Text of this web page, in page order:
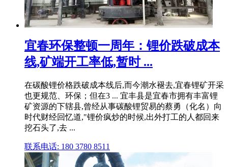
宜春环保整顿一周年：锂价跌破成本
线,矿端开工率低,暂时 ...
在碳酸锂价格跌破成本线后,而今潮水褪去,宜春锂矿开采
也更规范、环保；但在3 ... 宜丰县是宜春市拥有丰富锂
矿资源的下辖县,曾经从事碳酸锂贸易的蔡勇（化名）向
时代财经回忆道,"锂价疯炒的时候,出外打工的人都回来
挖石头了,去 ...
联系电话: 180 3780 8511